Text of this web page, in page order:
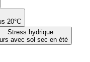
20°C
Stress hydrique
avec sol sec en été